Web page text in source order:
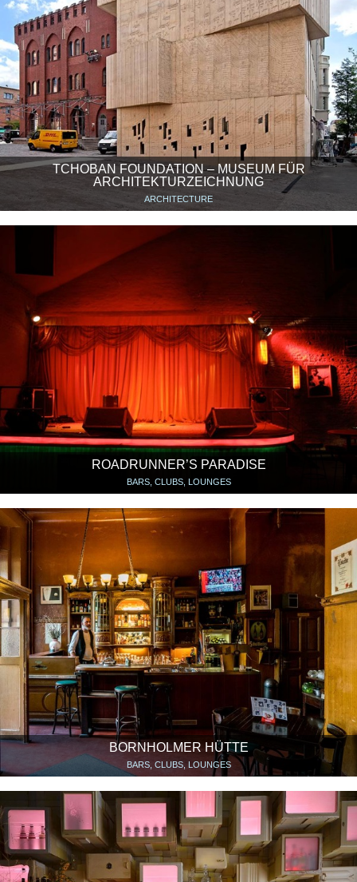
TCHOBAN FOUNDATION – MUSEUM FÜR
ARCHITEKTURZEICHNUNG
ARCHITECTURE
ROADRUNNER’S PARADISE
BARS, CLUBS, LOUNGES
BORNHOLMER HÜTTE
BARS, CLUBS, LOUNGES